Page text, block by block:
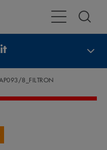
Toggle
8_FILTRON